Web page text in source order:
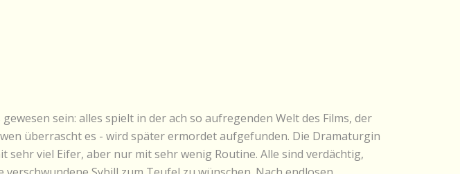
sein: alles spielt in der ach so aufregenden Welt des Films, der
überrascht es - wird später ermordet aufgefunden. Die Dramaturgin
viel Eifer, aber nur mit sehr wenig Routine. Alle sind verdächtig,